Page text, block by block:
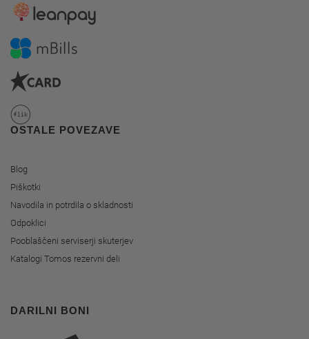
OSTALE POVEZAVE
Blog
Piškotki
Navodila in potrdila o skladnosti
Odpoklici
Pooblaščeni serviserji skuterjev
Katalogi Tomos rezervni deli
DARILNI BONI